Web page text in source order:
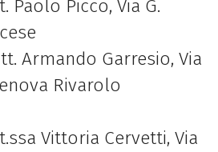
Paolo Picco, Via G.
Armando Garresio, Via
Rivarolo
Vittoria Cervetti, Via